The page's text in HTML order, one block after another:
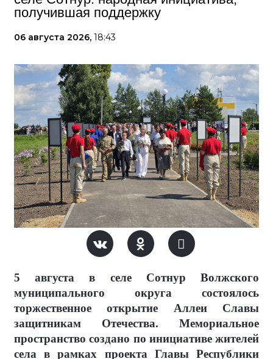
получившая поддержку
06 августа 2026, 18:43
5 августа в селе Сотнур Волжского
муниципального округа состоялось
торжественное открытие Аллеи Славы
защитникам Отечества. Мемориальное
пространство создано по инициативе жителей
села в рамках проекта Главы Республики